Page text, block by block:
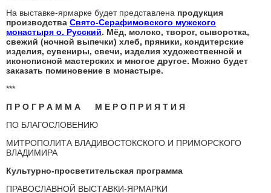
На выставке-ярмарке будет представлена продукция
производства Свято-Серафимовского мужского
монастыря о. Русский. Мёд, молоко, творог, сыворотка,
свежий (ночной выпечки) хлеб, пряники, кондитерские
изделия, сувениры, свечи, изделия художественной и
иконописной мастерских и многое другое. Можно будет
заказать поминовение в монастыре.
***
П Р О Г Р А М М А М Е Р О П Р И Я Т И Я
ПО БЛАГОСЛОВЕНИЮ
МИТРОПОЛИТА ВЛАДИВОСТОКСКОГО И ПРИМОРСКОГО
ВЛАДИМИРА
Культурно-просветительская программа
ПРАВОСЛАВНОЙ ВЫСТАВКИ-ЯРМАРКИ